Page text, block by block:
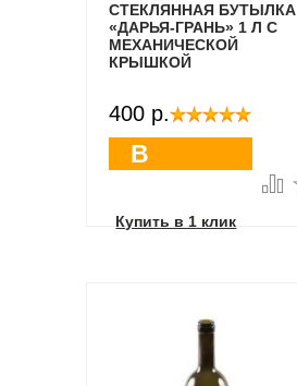
СТЕКЛЯННАЯ БУТЫЛКА
«ДАРЬЯ-ГРАНЬ» 1 Л С
МЕХАНИЧЕСКОЙ
КРЫШКОЙ
400 p.
В
Купить в 1 клик